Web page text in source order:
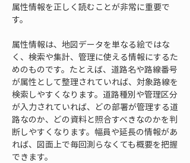
属性情報を正しく読むことが非常に重要で
す。
属性情報は、地図データを単なる絵ではな
く、検索や集計、管理に使える情報にするた
めのものです。たとえば、道路名や路線番号
が属性として整理されていれば、対象路線を
検索しやすくなります。道路種別や管理区分
が入力されていれば、どの部署が管理する道
路なのか、どの資料と照合すべきなのかを判
断しやすくなります。幅員や延長の情報があ
れば、図面上で毎回測らなくても概要を把握
できます。